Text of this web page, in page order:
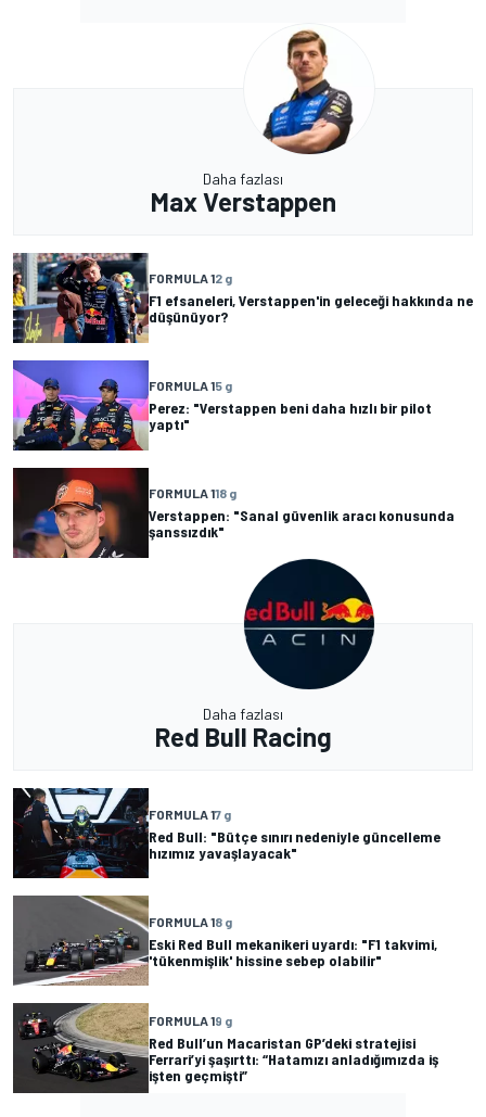
Daha fazlası
Max Verstappen
FORMULA 12 g
F1 efsaneleri, Verstappen'in geleceği hakkında ne
düşünüyor?
FORMULA 15 g
Perez: "Verstappen beni daha hızlı bir pilot
yaptı"
FORMULA 118 g
Verstappen: "Sanal güvenlik aracı konusunda
şanssızdık"
Daha fazlası
Red Bull Racing
FORMULA 17 g
Red Bull: "Bütçe sınırı nedeniyle güncelleme
hızımız yavaşlayacak"
FORMULA 18 g
Eski Red Bull mekanikeri uyardı: "F1 takvimi,
'tükenmişlik' hissine sebep olabilir"
FORMULA 19 g
Red Bull’un Macaristan GP’deki stratejisi
Ferrari’yi şaşırttı: “Hatamızı anladığımızda iş
işten geçmişti”